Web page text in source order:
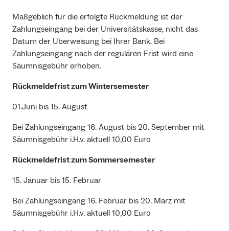
Maßgeblich für die erfolgte Rückmeldung ist der
Zahlungseingang bei der Universitätskasse, nicht das
Datum der Überweisung bei Ihrer Bank. Bei
Zahlungseingang nach der regulären Frist wird eine
Säumnisgebühr erhoben.
Rückmeldefrist zum Wintersemester
01.Juni bis 15. August
Bei Zahlungseingang 16. August bis 20. September mit
Säumnisgebühr i.H.v. aktuell 10,00 Euro
Rückmeldefrist zum Sommersemester
15. Januar bis 15. Februar
Bei Zahlungseingang 16. Februar bis 20. März mit
Säumnisgebühr i.H.v. aktuell 10,00 Euro